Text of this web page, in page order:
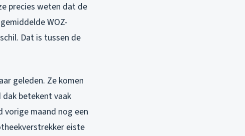
precies weten dat de
WOZ-
Dat is tussen de
geleden. Ze komen
betekent vaak
maand nog een
eiste